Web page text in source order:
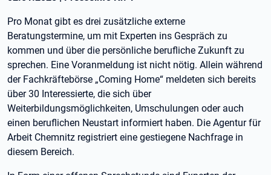
Pro Monat gibt es drei zusätzliche externe
Beratungstermine, um mit Experten ins Gespräch zu
kommen und über die persönliche berufliche Zukunft zu
sprechen. Eine Voranmeldung ist nicht nötig. Allein während
der Fachkräftebörse „Coming Home“ meldeten sich bereits
über 30 Interessierte, die sich über
Weiterbildungsmöglichkeiten, Umschulungen oder auch
einen beruflichen Neustart informiert haben. Die Agentur für
Arbeit Chemnitz registriert eine gestiegene Nachfrage in
diesem Bereich.